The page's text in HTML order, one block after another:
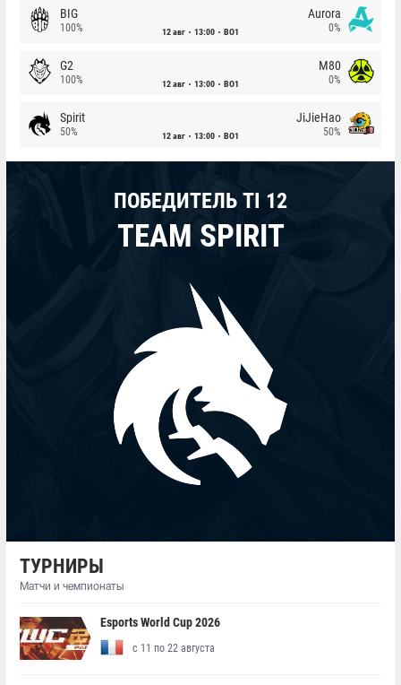
BIG
100% 12 авг 13:00 BO1
Aurora
0%
G2
100% 12 авг 13:00 BO1
M80
0%
Spirit
50% 12 авг 13:00 BO1
JiJieHao
50%
ПОБЕДИТЕЛЬ TI 12
TEAM SPIRIT
ТУРНИРЫ
Матчи и чемпионаты
Esports World Cup 2026
с 11 по 22 августа